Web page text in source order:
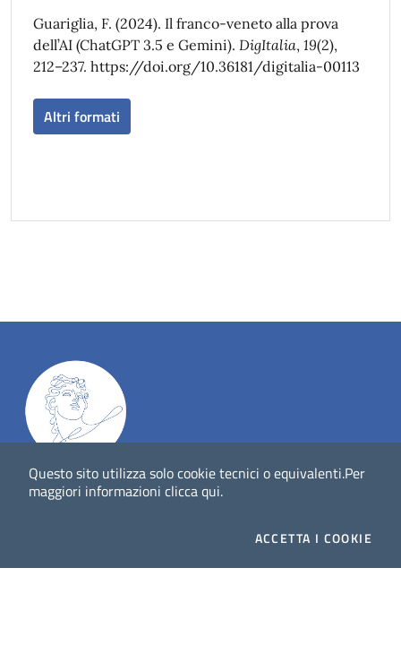
Questo sito utilizza solo cookie tecnici o equivalenti.Per
maggiori informazioni clicca qui.
ACCETTA I COOKIE
Guariglia, F. (2024). Il franco-veneto alla prova
dell’AI (ChatGPT 3.5 e Gemini). DigItalia, 19(2),
212–237. https://doi.org/10.36181/digitalia-00113
Altri formati
DigItalia -rivista del digitale nei beni culturali
Direttore responsabile: Giuliano Genetasio